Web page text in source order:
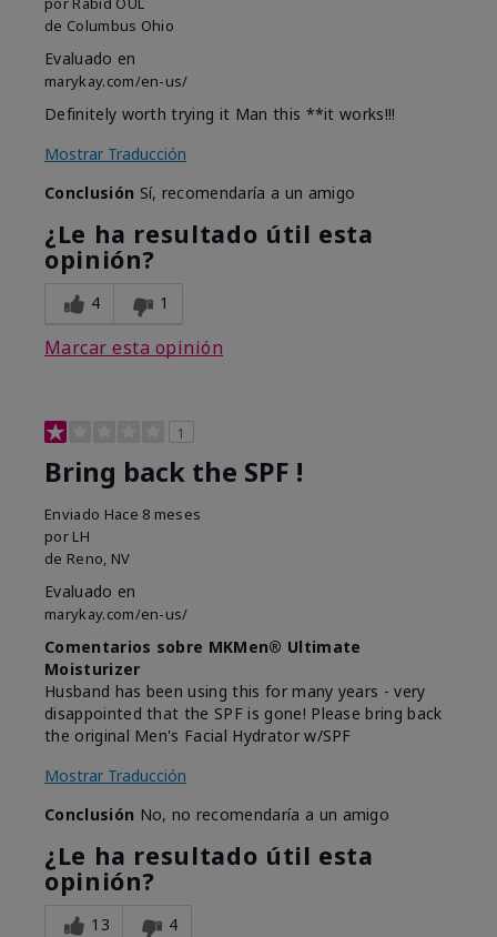
de Columbus Ohio
Evaluado en
marykay.com/en-us/
Definitely worth trying it Man this **it works!!!
Mostrar Traducción
Conclusión Sí, recomendaría a un amigo
¿Le ha resultado útil esta
opinión?
4 1
Marcar esta opinión
1
Bring back the SPF !
Enviado Hace 8 meses
por LH
de Reno, NV
Evaluado en
marykay.com/en-us/
Comentarios sobre MKMen® Ultimate
Moisturizer
Husband has been using this for many years - very
disappointed that the SPF is gone! Please bring back
the original Men's Facial Hydrator w/SPF
Mostrar Traducción
Conclusión No, no recomendaría a un amigo
¿Le ha resultado útil esta
opinión?
13 4